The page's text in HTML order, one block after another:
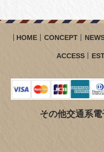
HOME CONCEPT
ACCESS
その他交通系